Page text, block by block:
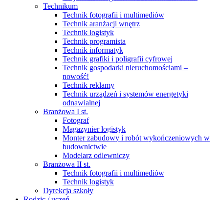
Technikum
Technik fotografii i multimediów
Technik aranżacji wnętrz
Technik logistyk
Technik programista
Technik informatyk
Technik grafiki i poligrafii cyfrowej
Technik gospodarki nieruchomościami –
nowość!
Technik reklamy
Technik urządzeń i systemów energetyki
odnawialnej
Branżowa I st.
Fotograf
Magazynier logistyk
Monter zabudowy i robót wykończeniowych w
budownictwie
Modelarz odlewniczy
Branżowa II st.
Technik fotografii i multimediów
Technik logistyk
Dyrekcja szkoły